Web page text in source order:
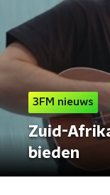
3FM nieuws
Zuid-
bieden